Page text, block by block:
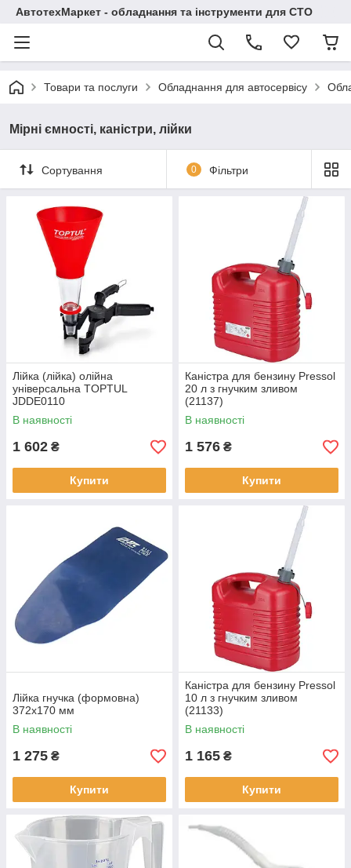
АвтотехМаркет - обладнання та інструменти для СТО
Товари та послуги Обладнання для автосервісу
Мірні ємності, каністри, лійки
Сортування 0 Фільтри
Лійка (лійка) олійна
універсальна TOPTUL
JDDE0110
В наявності
1 602 ₴
Купити
Каністра для бензину Pressol
20 л з гнучким зливом
(21137)
В наявності
1 576 ₴
Купити
Лійка гнучка (формовна)
372х170 мм
В наявності
1 275 ₴
Купити
Каністра для бензину Pressol
10 л з гнучким зливом
(21133)
В наявності
1 165 ₴
Купити